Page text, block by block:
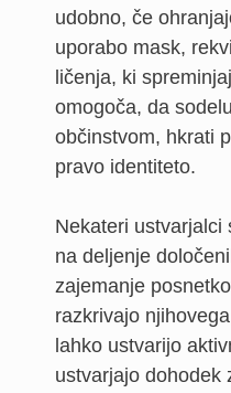
udobno, če
uporabo mask,
ličenja, ki
omogoča, da
občinstvom, hkrati
pravo identiteto.
Nekateri ustvarjalci
na deljenje
zajemanje
razkrivajo
lahko ustvarijo
ustvarjajo dohodek